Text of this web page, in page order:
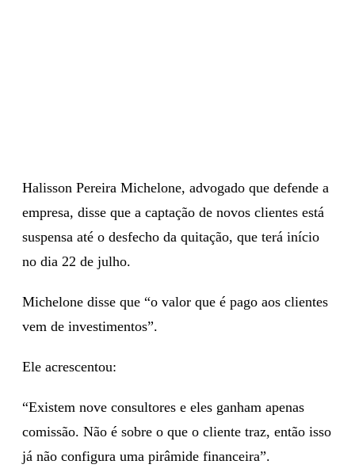
Halisson Pereira Michelone, advogado que defende a
empresa, disse que a captação de novos clientes está
suspensa até o desfecho da quitação, que terá início
no dia 22 de julho.
Michelone disse que “o valor que é pago aos clientes
vem de investimentos”.
Ele acrescentou:
“Existem nove consultores e eles ganham apenas
comissão. Não é sobre o que o cliente traz, então isso
já não configura uma pirâmide financeira”.